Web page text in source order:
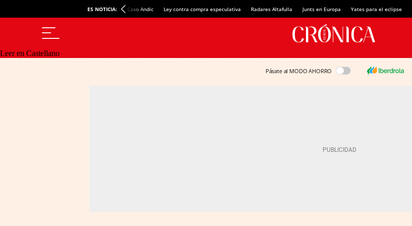
ES NOTICIA: Caso Andic Ley contra compra especulativa Radares Altafulla Junts en Europa Yates para el eclipse
Leer en Castellano
Pásate al MODO AHORRO